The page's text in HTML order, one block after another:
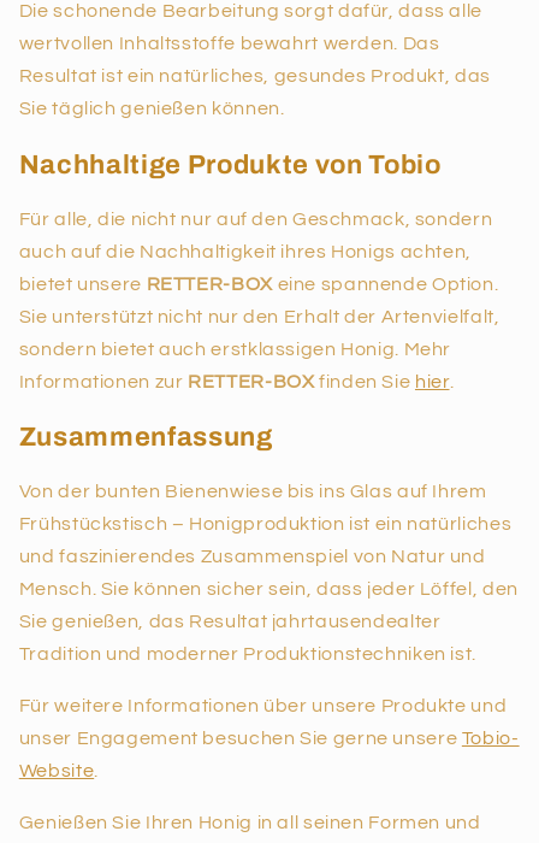
Die schonende Bearbeitung sorgt dafür, dass alle
wertvollen Inhaltsstoffe bewahrt werden. Das
Resultat ist ein natürliches, gesundes Produkt, das
Sie täglich genießen können.
Nachhaltige Produkte von Tobio
Für alle, die nicht nur auf den Geschmack, sondern
auch auf die Nachhaltigkeit ihres Honigs achten,
bietet unsere RETTER-BOXeine spannende Option.
Sie unterstützt nicht nur den Erhalt der Artenvielfalt,
sondern bietet auch erstklassigen Honig. Mehr
Informationen zur RETTER-BOXfinden Sie hier.
Zusammenfassung
Von der bunten Bienenwiese bis ins Glas auf Ihrem
Frühstückstisch – Honigproduktion ist ein natürliches
und faszinierendes Zusammenspiel von Natur und
Mensch. Sie können sicher sein, dass jeder Löffel, den
Sie genießen, das Resultat jahrtausendealter
Tradition und moderner Produktionstechniken ist.
Für weitere Informationen über unsere Produkte und
unser Engagement besuchen Sie gerne unsere Tobio-
Website
Genießen Sie Ihren Honig in all seinen Formen und